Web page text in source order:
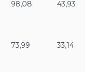
98,08 43,93
73,99 33,14